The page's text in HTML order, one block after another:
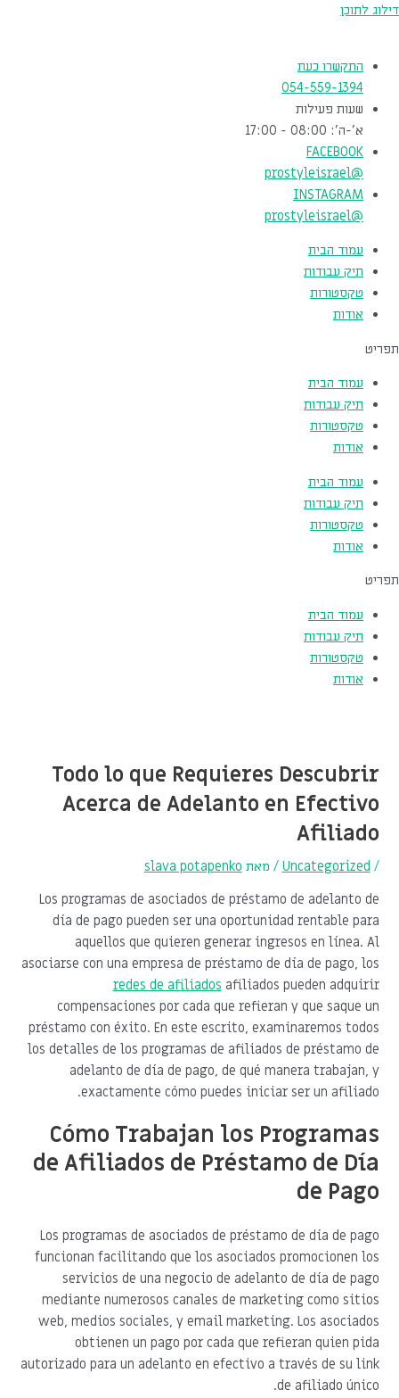
דילוג לתוכן
התקשרו כעת
054-559-1394
שעות פעילות
א'-ה': 08:00 - 17:00
FACEBOOK
@prostyleisrael
INSTAGRAM
@prostyleisrael
עמוד הבית
תיק עבודות
טקסטורות
אודות
תפריט
עמוד הבית
תיק עבודות
טקסטורות
אודות
עמוד הבית
תיק עבודות
טקסטורות
אודות
תפריט
עמוד הבית
תיק עבודות
טקסטורות
אודות
Todo lo que Requieres Descubrir
Acerca de Adelanto en Efectivo
Afiliado
/
Uncategorized / מאת slava potapenko
Los programas de asociados de préstamo de adelanto de
día de pago pueden ser una oportunidad rentable para
aquellos que quieren generar ingresos en línea. Al
asociarse con una empresa de préstamo de día de pago, los
redes de afiliados afiliados pueden adquirir
compensaciones por cada que refieran y que saque un
préstamo con éxito. En este escrito, examinaremos todos
los detalles de los programas de afiliados de préstamo de
adelanto de día de pago, de qué manera trabajan, y
exactamente cómo puedes iniciar ser un afiliado.
Cómo Trabajan los Programas
de Afiliados de Préstamo de Día
de Pago
Los programas de asociados de préstamo de día de pago
funcionan facilitando que los asociados promocionen los
servicios de una negocio de adelanto de día de pago
mediante numerosos canales de marketing como sitios
web, medios sociales, y email marketing. Los asociados
obtienen un pago por cada que refieran quien pida
autorizado para un adelanto en efectivo a través de su link
de afiliado único.